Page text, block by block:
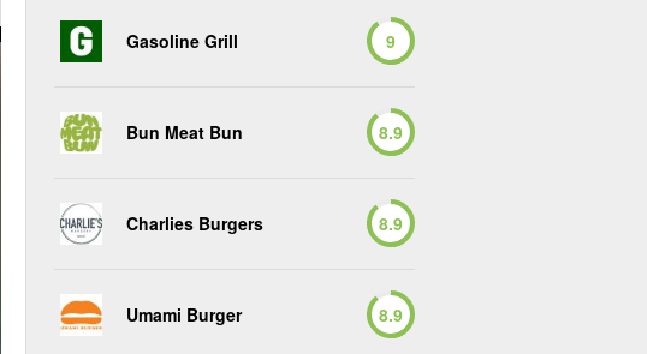
Gasoline Grill 9
Bun Meat Bun 8.9
Charlies Burgers 8.9
Umami Burger 8.9